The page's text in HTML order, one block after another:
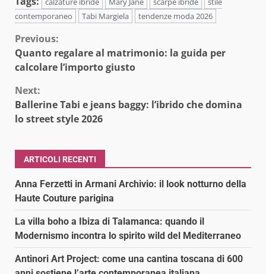
contemporaneo
Tabi Margiela tendenze moda 2026
Continue
Reading
Previous:
Quanto regalare al matrimonio: la guida per
calcolare l’importo giusto
Next:
Ballerine Tabi e jeans baggy: l’ibrido che domina
lo street style 2026
ARTICOLI RECENTI
Anna Ferzetti in Armani Archivio: il look notturno della
Haute Couture parigina
La villa boho a Ibiza di Talamanca: quando il
Modernismo incontra lo spirito wild del Mediterraneo
Antinori Art Project: come una cantina toscana di 600